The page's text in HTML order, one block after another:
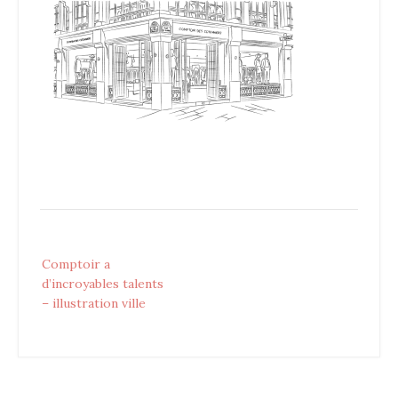
navigation
Comptoir a
d’incroyables talents
– illustration ville